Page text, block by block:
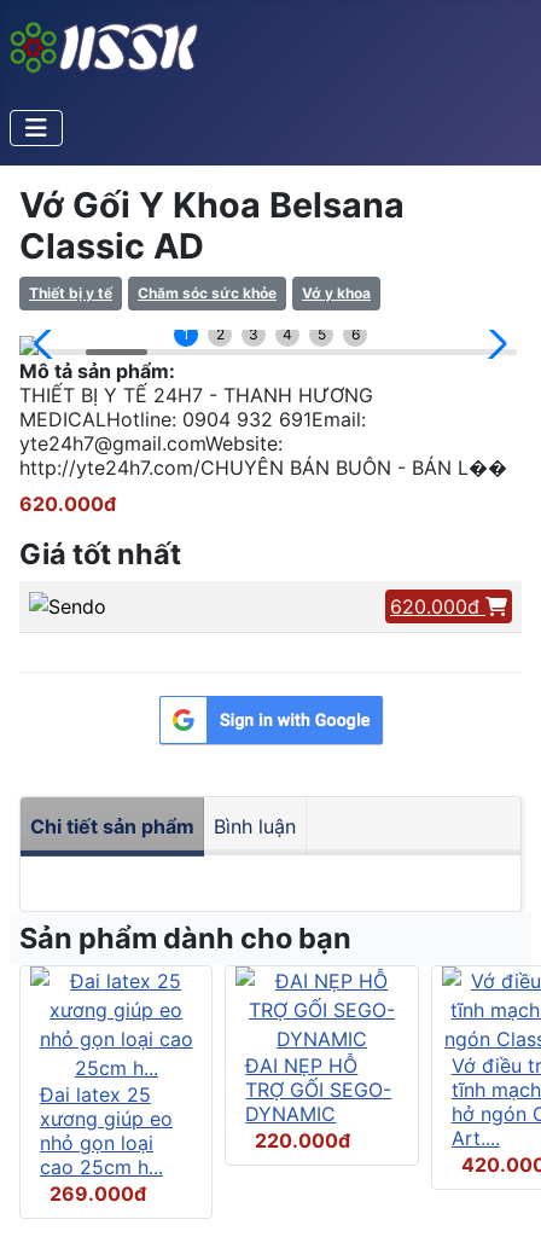
Vớ Gối Y Khoa Belsana
Classic AD
Thiết bị y tế Chăm sóc sức khỏe Vớ y khoa
1 2 3 4 5 6
Mô tả sản phẩm:
THIẾT BỊ Y TẾ 24H7 - THANH HƯƠNG
MEDICALHotline: 0904 932 691Email:
yte24h7@gmail.comWebsite:
http://yte24h7.com/CHUYÊN BÁN BUÔN - BÁN L��
620.000đ
Giá tốt nhất
620.000đ
Chi tiết sản phẩm Bình luận
Sản phẩm dành cho bạn
Đai latex 25
xương giúp eo
nhỏ gọn loại
cao 25cm h...
269.000đ
ĐAI NẸP HỖ
TRỢ GỐI SEGO-
DYNAMIC
220.000đ
Vớ điều
tĩnh
hở ngón
Art....